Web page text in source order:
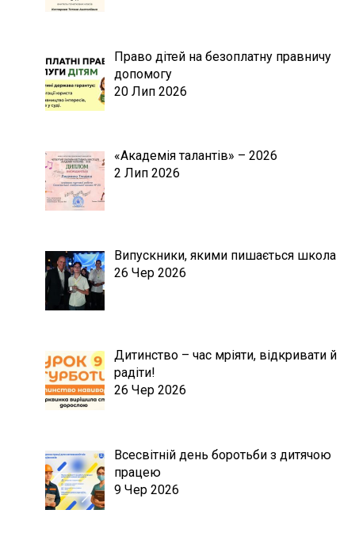
Право дітей на безоплатну правничу
допомогу
20 Лип 2026
«Академія талантів» – 2026
2 Лип 2026
Випускники, якими пишається школа
26 Чер 2026
Дитинство – час мріяти, відкривати й
радіти!
26 Чер 2026
Всесвітній день боротьби з дитячою
працею
9 Чер 2026